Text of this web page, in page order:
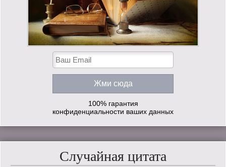
100% гарантия
конфиденциальности ваших данных
Случайная цитата